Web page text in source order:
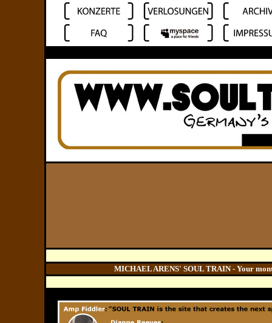
MICHAEL ARENS' SOUL TRAIN - Your